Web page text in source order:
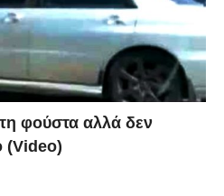
φούστα αλλά δεν
(Video)